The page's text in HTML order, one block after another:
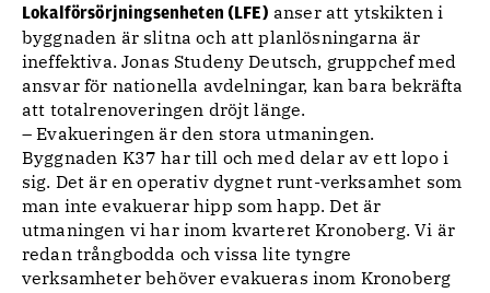
Lokalförsörjningsenheten (LFE) anser att ytskikten i
byggnaden är slitna och att planlösningarna är
ineffektiva. Jonas Studeny Deutsch, gruppchef med
ansvar för nationella avdelningar, kan bara bekräfta
att totalrenoveringen dröjt länge.
– Evakueringen är den stora utmaningen.
Byggnaden K37 har till och med delar av ett lopo i
sig. Det är en operativ dygnet runt-verksamhet som
man inte evakuerar hipp som happ. Det är
utmaningen vi har inom kvarteret Kronoberg. Vi är
redan trångbodda och vissa lite tyngre
verksamheter behöver evakueras inom Kronoberg